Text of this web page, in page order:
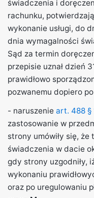
świadczenia i
rachunku,
wykonanie usługi, do
dnia wymagalności
Sąd za termin
przepisie uznał dzień
prawidłowo
pozwanemu dopiero
- naruszenie art. 488 §
zastosowanie w
strony umówiły się,
świadczenia w dacie
gdy strony uzgodniły,
wykonaniu
oraz po uregulowaniu